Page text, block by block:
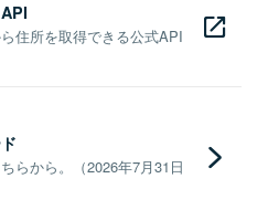
住所を取得できる公式API
らから。（2026年7月31日